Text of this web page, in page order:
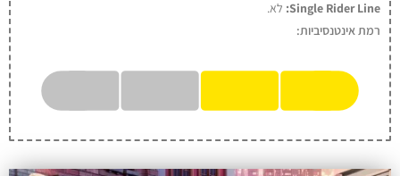
Single Rider Line: לא.
רמת אינטנסיביות: